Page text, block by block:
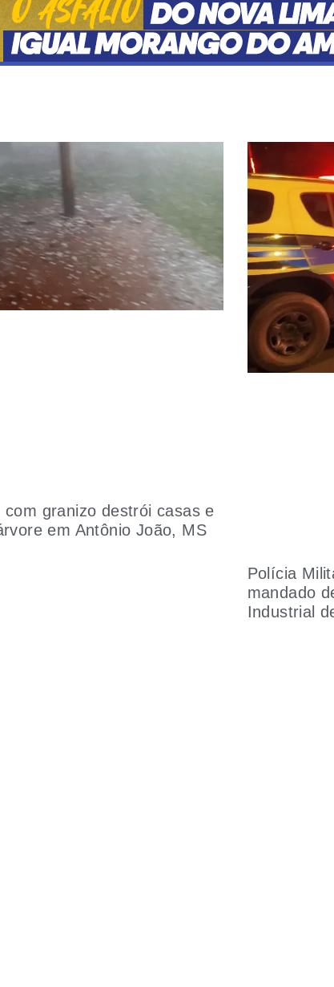
com granizo destrói casas e
em Antônio João, MS
Polícia
mandado
Industrial